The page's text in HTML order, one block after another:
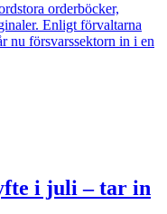
orderböcker,
Enligt förvaltarna
nu försvarssektorn in i en
i juli – tar in